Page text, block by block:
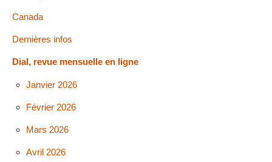
Canada
Dernières infos
Dial, revue mensuelle en ligne
Janvier 2026
Février 2026
Mars 2026
Avril 2026